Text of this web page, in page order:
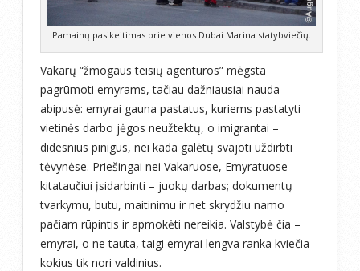
Pamainų pasikeitimas prie vienos Dubai Marina statybviečių.
Vakarų “žmogaus teisių agentūros” mėgsta
pagrūmoti emyrams, tačiau dažniausiai nauda
abipusė: emyrai gauna pastatus, kuriems pastatyti
vietinės darbo jėgos neužtektų, o imigrantai –
didesnius pinigus, nei kada galėtų svajoti uždirbti
tėvynėse. Priešingai nei Vakaruose, Emyratuose
kitataučiui įsidarbinti – juokų darbas; dokumentų
tvarkymu, butu, maitinimu ir net skrydžiu namo
pačiam rūpintis ir apmokėti nereikia. Valstybė čia –
emyrai, o ne tauta, taigi emyrai lengva ranka kviečia
kokius tik nori valdinius.